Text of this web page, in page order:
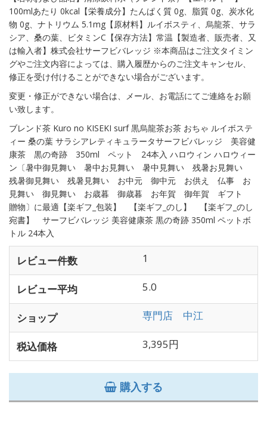
100mlあたり 0kcal【栄養成分】たんぱく質 0g、脂質 0g、炭水化
物 0g、ナトリウム 5.1mg【原材料】ルイボスティ、烏龍茶、サラ
シア、桑の葉、ビタミンC【保存方法】常温【製造者、販売者、又
は輸入者】株式会社サーフビバレッジ ※本商品はご注文タイミン
グやご注文内容によっては、購入履歴からのご注文キャンセル、
修正を受け付けることができない場合がございます。
変更・修正ができない場合は、メール、お電話にてご連絡をお願
い致します。
ブレンド茶 Kuro no KISEKI surf 黒烏龍茶お茶 おちゃ ルイボステ
ィー 桑の葉 サラシアレティキュラータサーフビバレッジ 美容健
康茶 黒の奇跡 350ml ペット 24本入 ハロウィン ハロウィー
ン〔暑中御見舞い 暑中お見舞い 暑中見舞い 残暑お見舞い
残暑御見舞い 残暑見舞い お中元 御中元 お供え 仏事 お
見舞い 御見舞い お歳暮 御歳暮 お年賀 御年賀 ギフト
贈物〕に最適【楽ギフ_包装】 【楽ギフ_のし】 【楽ギフ_のし
宛書】 サーフビバレッジ 美容健康茶 黒の奇跡 350ml ペットボ
トル 24本入
レビュー件数 1
レビュー平均 5.0
ショップ 専門店 中江
税込価格 3,395円
購入する